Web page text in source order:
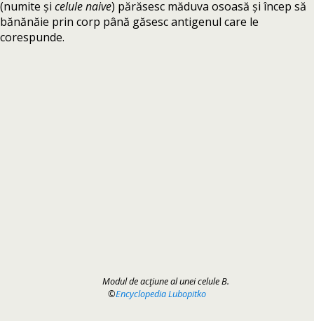
(numite și celule naive) părăsesc măduva osoasă și încep să
bănănăie prin corp până găsesc antigenul care le
corespunde.
Modul de acţiune al unei celule B.
©Encyclopedia Lubopitko